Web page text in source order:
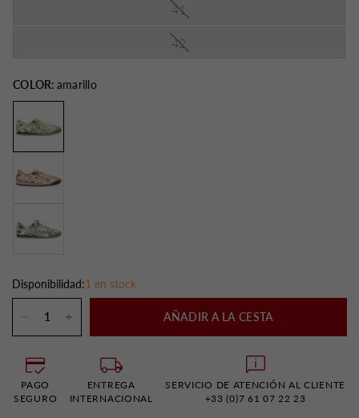
41
42
COLOR: amarillo
Disponibilidad:1 en stock
AÑADIR A LA CESTA
PAGO
SEGURO
ENTREGA
INTERNACIONAL
SERVICIO DE ATENCIÓN AL CLIENTE
+33 (0)7 61 07 22 23